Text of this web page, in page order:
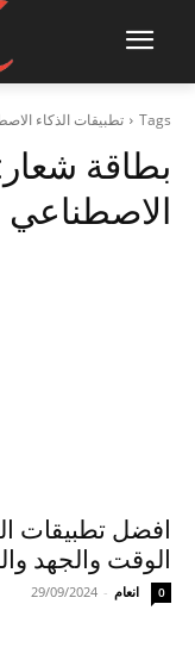
Tags تطبيقات الذكاء
بطاقة
الاصطناعي
الوقت والجهد
انعام -
29/09/2024 0